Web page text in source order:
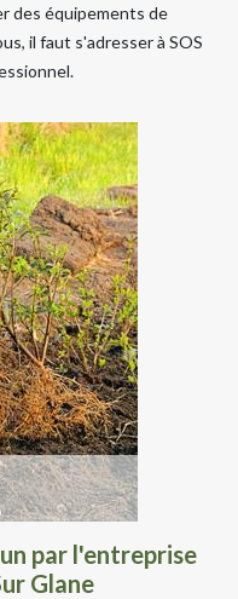
des équipements de
il faut s'adresser à SOS
par l'entreprise
Glane